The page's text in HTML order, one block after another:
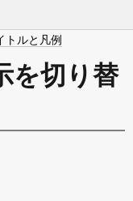
トルと凡例
を切り替